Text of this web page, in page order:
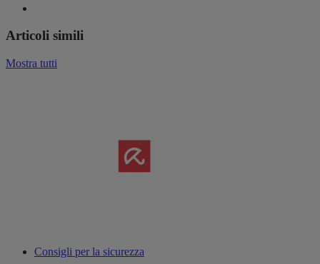
Articoli simili
Mostra tutti
Consigli per la sicurezza